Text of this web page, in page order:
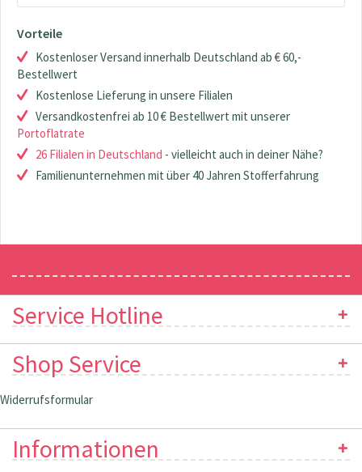
Vorteile
Kostenloser Versand innerhalb Deutschland ab € 60,-
Bestellwert
Kostenlose Lieferung in unsere Filialen
Versandkostenfrei ab 10 € Bestellwert mit unserer
Portoflatrate
26 Filialen in Deutschland - vielleicht auch in deiner Nähe?
Familienunternehmen mit über 40 Jahren Stofferfahrung
Service Hotline
Shop Service
Widerrufsformular
Informationen